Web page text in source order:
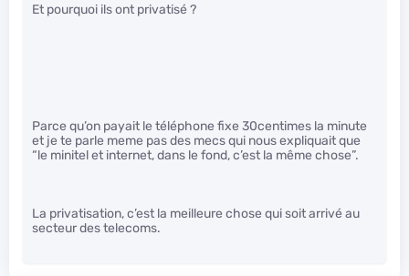
Et pourquoi ils ont privatisé ?
Parce qu’on payait le téléphone fixe 30centimes la minute
et je te parle meme pas des mecs qui nous expliquait que
“le minitel et internet, dans le fond, c’est la même chose”.
La privatisation, c’est la meilleure chose qui soit arrivé au
secteur des telecoms.